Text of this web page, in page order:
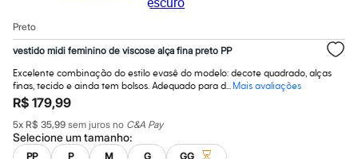
Até 60% off
A partir de 60% off
Feminino
Inverno
Alfaiataria
Novidades
Roupas
Blusas e Camisetas
Básicos
Preto
vestido midi feminino de viscose alça fina preto PP
Excelente combinação do estilo evasê do modelo: decote quadrado, alças
finas, tecido e ainda tem bolsos. Adequado para d...Mais avaliações
R$ 179,99
5x R$ 35,99 sem juros no C&A Pay
Selecione umtamanho:
PP P M G GG